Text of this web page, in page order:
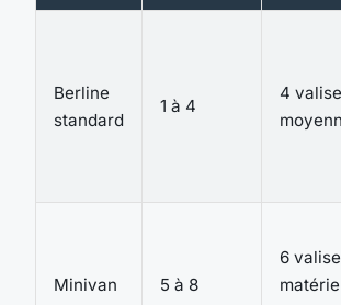
Berline
standard
1 à 4
4
Minivan 5 à 8
6